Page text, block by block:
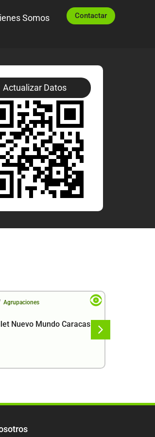
Somos Contactar
Actualizar Datos
Agrupaciones
Nuevo Mundo Caracas